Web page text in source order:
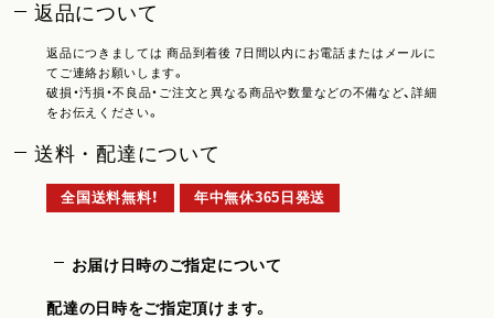
返品について
返品につきましては 商品到着後 7日間以内にお電話またはメールに
てご連絡お願いします。
破損・汚損・不良品・ご注文と異なる商品や数量などの不備など、詳細
をお伝えください。
送料・配達について
全国送料無料！ 年中無休365日発送
お届け日時のご指定について
配達の日時をご指定頂けます。